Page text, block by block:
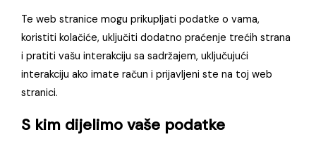
Te web stranice mogu prikupljati podatke o vama,
koristiti kolačiće, uključiti dodatno praćenje trećih strana
i pratiti vašu interakciju sa sadržajem, uključujući
interakciju ako imate račun i prijavljeni ste na toj web
stranici.
S kim dijelimo vaše podatke